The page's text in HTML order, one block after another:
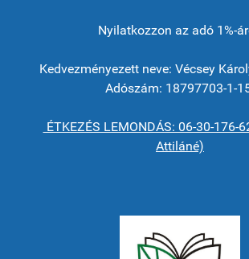
Nyilatkozzon az adó 1%-
Kedvezményezett neve: Vécsey
Adószám: 18797703-1-
ÉTKEZÉS LEMONDÁS: 06-30-176-
Attiláné)